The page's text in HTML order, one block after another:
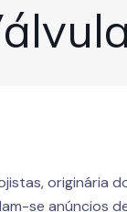
originária
se anúncios